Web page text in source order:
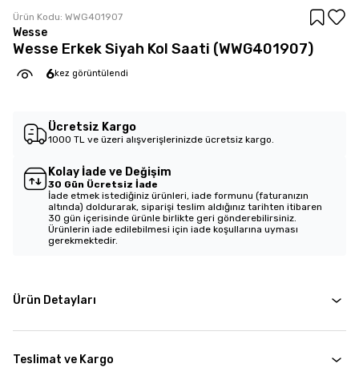
Ürün Kodu: WWG401907
Wesse
Wesse Erkek Siyah Kol Saati (WWG401907)
6kez görüntülendi
Ücretsiz Kargo
1000 TL ve üzeri alışverişlerinizde ücretsiz kargo.
Kolay İade ve Değişim
30 Gün Ücretsiz İade
İade etmek istediğiniz ürünleri, iade formunu (faturanızın
altında) doldurarak, siparişi teslim aldığınız tarihten itibaren
30 gün içerisinde ürünle birlikte geri gönderebilirsiniz.
Ürünlerin iade edilebilmesi için iade koşullarına uyması
gerekmektedir.
Ürün Detayları
Teslimat ve Kargo